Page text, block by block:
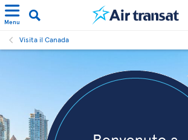
Menu
Visita il Canada